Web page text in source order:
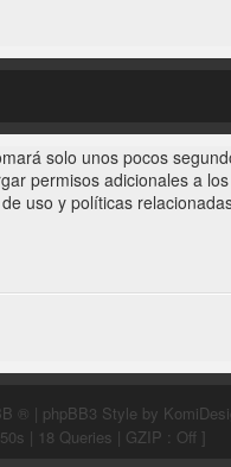
solo unos pocos
permisos adicionales a
uso y políticas
® | phpBB3 Style by
| 18 Queries | GZIP : Off ]